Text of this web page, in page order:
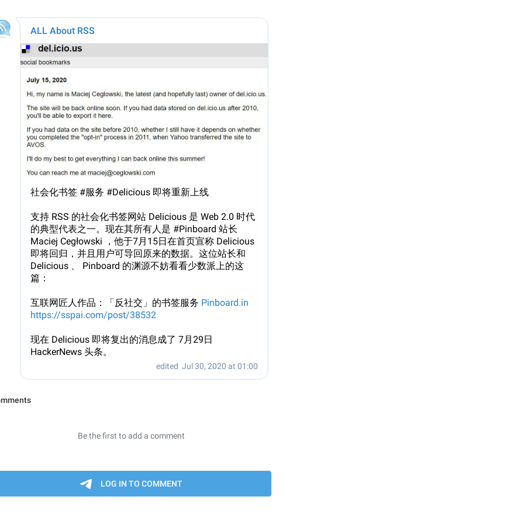
ALL About RSS
社会化书签 #服务 #Delicious 即将重新上线
支持 RSS 的社会化书签网站 Delicious 是 Web 2.0 时代
的典型代表之一。现在其所有人是 #Pinboard 站长
Maciej Cegłowski ，他于7月15日在首页宣称 Delicious
即将回归，并且用户可导回原来的数据。这位站长和
Delicious 、 Pinboard 的渊源不妨看看少数派上的这
篇：
互联网匠人作品：「反社交」的书签服务 Pinboard.in
https://sspai.com/post/38532
现在 Delicious 即将复出的消息成了 7月29日
HackerNews 头条。
edited Jul 30, 2020 at 01:00
Be the first to add a comment
LOG IN TO COMMENT